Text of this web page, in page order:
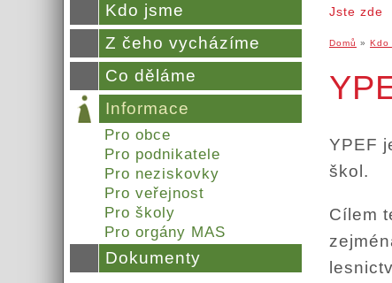
Kdo jsme
Z čeho vycházíme
Co děláme
Informace
Pro obce
Pro podnikatele
Pro neziskovky
Pro veřejnost
Pro školy
Pro orgány MAS
Dokumenty
Jste zde
Domů » Kdo
YPEF
škol.
Cílem